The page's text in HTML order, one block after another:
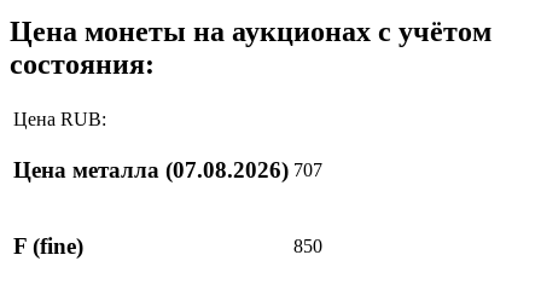
Цена монеты на аукционах с учётом
состояния:
Цена RUB:
Цена металла (07.08.2026) 707
F (fine) 850